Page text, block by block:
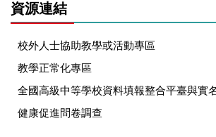
資源連結
校外人士協助教學或活動專區
教學正常化專區
全國高級中等學校資料填報整合平臺與實
健康促進問卷調查